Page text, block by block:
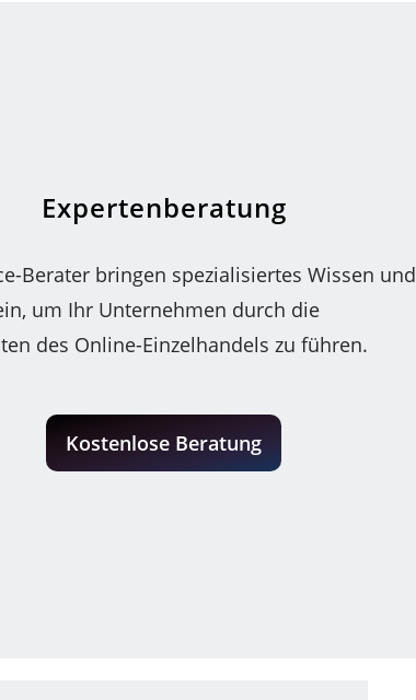
Expertenberatung
Berater bringen spezialisiertes Wissen und
um Ihr Unternehmen durch die
des Online-Einzelhandels zu führen.
Kostenlose Beratung